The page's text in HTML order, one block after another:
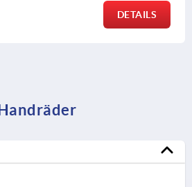
DETAILS